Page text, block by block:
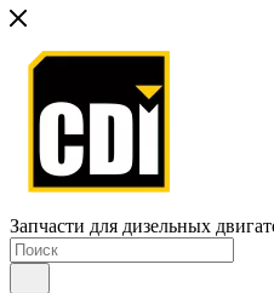
Запчасти для дизельных